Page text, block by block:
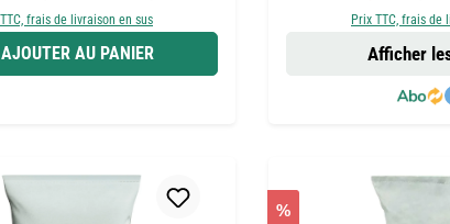
frais de livraison en sus
AJOUTER AU PANIER
Prix TTC, frais de
Afficher
%